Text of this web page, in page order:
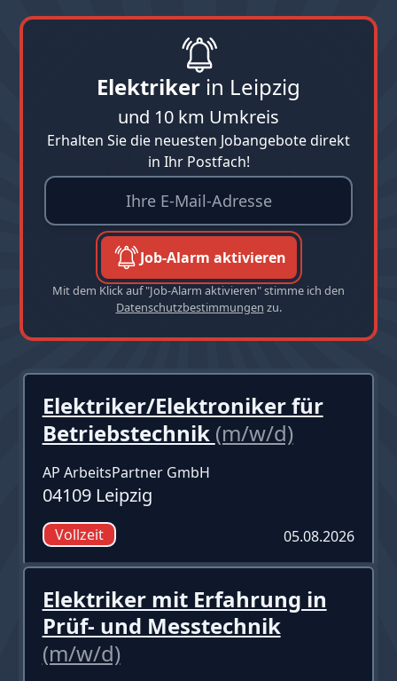
Elektriker in Leipzig
und 10 km Umkreis
Erhalten Sie die neuesten Jobangebote direkt
in Ihr Postfach!
Job-Alarm aktivieren
Mit dem Klick auf "Job-Alarm aktivieren" stimme ich den
Datenschutzbestimmungen zu.
Elektriker/Elektroniker für
Betriebstechnik (m/w/d)
AP ArbeitsPartner GmbH
04109 Leipzig
Vollzeit 05.08.2026
Elektriker mit Erfahrung in
Prüf- und Messtechnik
(m/w/d)